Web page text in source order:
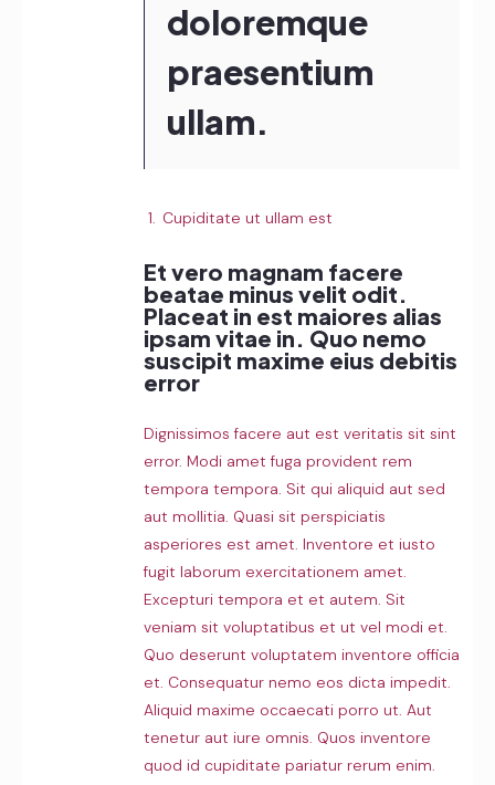
doloremque
praesentium
ullam.
Cupiditate ut ullam est
Et vero magnam facere
beatae minus velit odit.
Placeat in est maiores alias
ipsam vitae in. Quo nemo
suscipit maxime eius debitis
error
Dignissimos facere aut est veritatis sit sint
error. Modi amet fuga provident rem
tempora tempora. Sit qui aliquid aut sed
aut mollitia. Quasi sit perspiciatis
asperiores est amet. Inventore et iusto
fugit laborum exercitationem amet.
Excepturi tempora et et autem. Sit
veniam sit voluptatibus et ut vel modi et.
Quo deserunt voluptatem inventore officia
et. Consequatur nemo eos dicta impedit.
Aliquid maxime occaecati porro ut. Aut
tenetur aut iure omnis. Quos inventore
quod id cupiditate pariatur rerum enim.